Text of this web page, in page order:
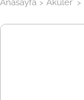
Anasayfa > Aküler >